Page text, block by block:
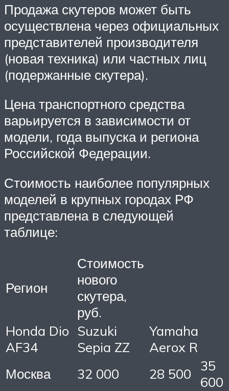
Продажа скутеров может быть
осуществлена через официальных
представителей производителя
(новая техника) или частных лиц
(подержанные скутера).
Цена транспортного средства
варьируется в зависимости от
модели, года выпуска и региона
Российской Федерации.
Стоимость наиболее популярных
моделей в крупных городах РФ
представлена в следующей
таблице:
Регион
Стоимость
нового
скутера,
руб.
Honda Dio
AF34
Suzuki
Sepia ZZ
Yamaha
Aerox R
Москва
32 000 28 500
35
600